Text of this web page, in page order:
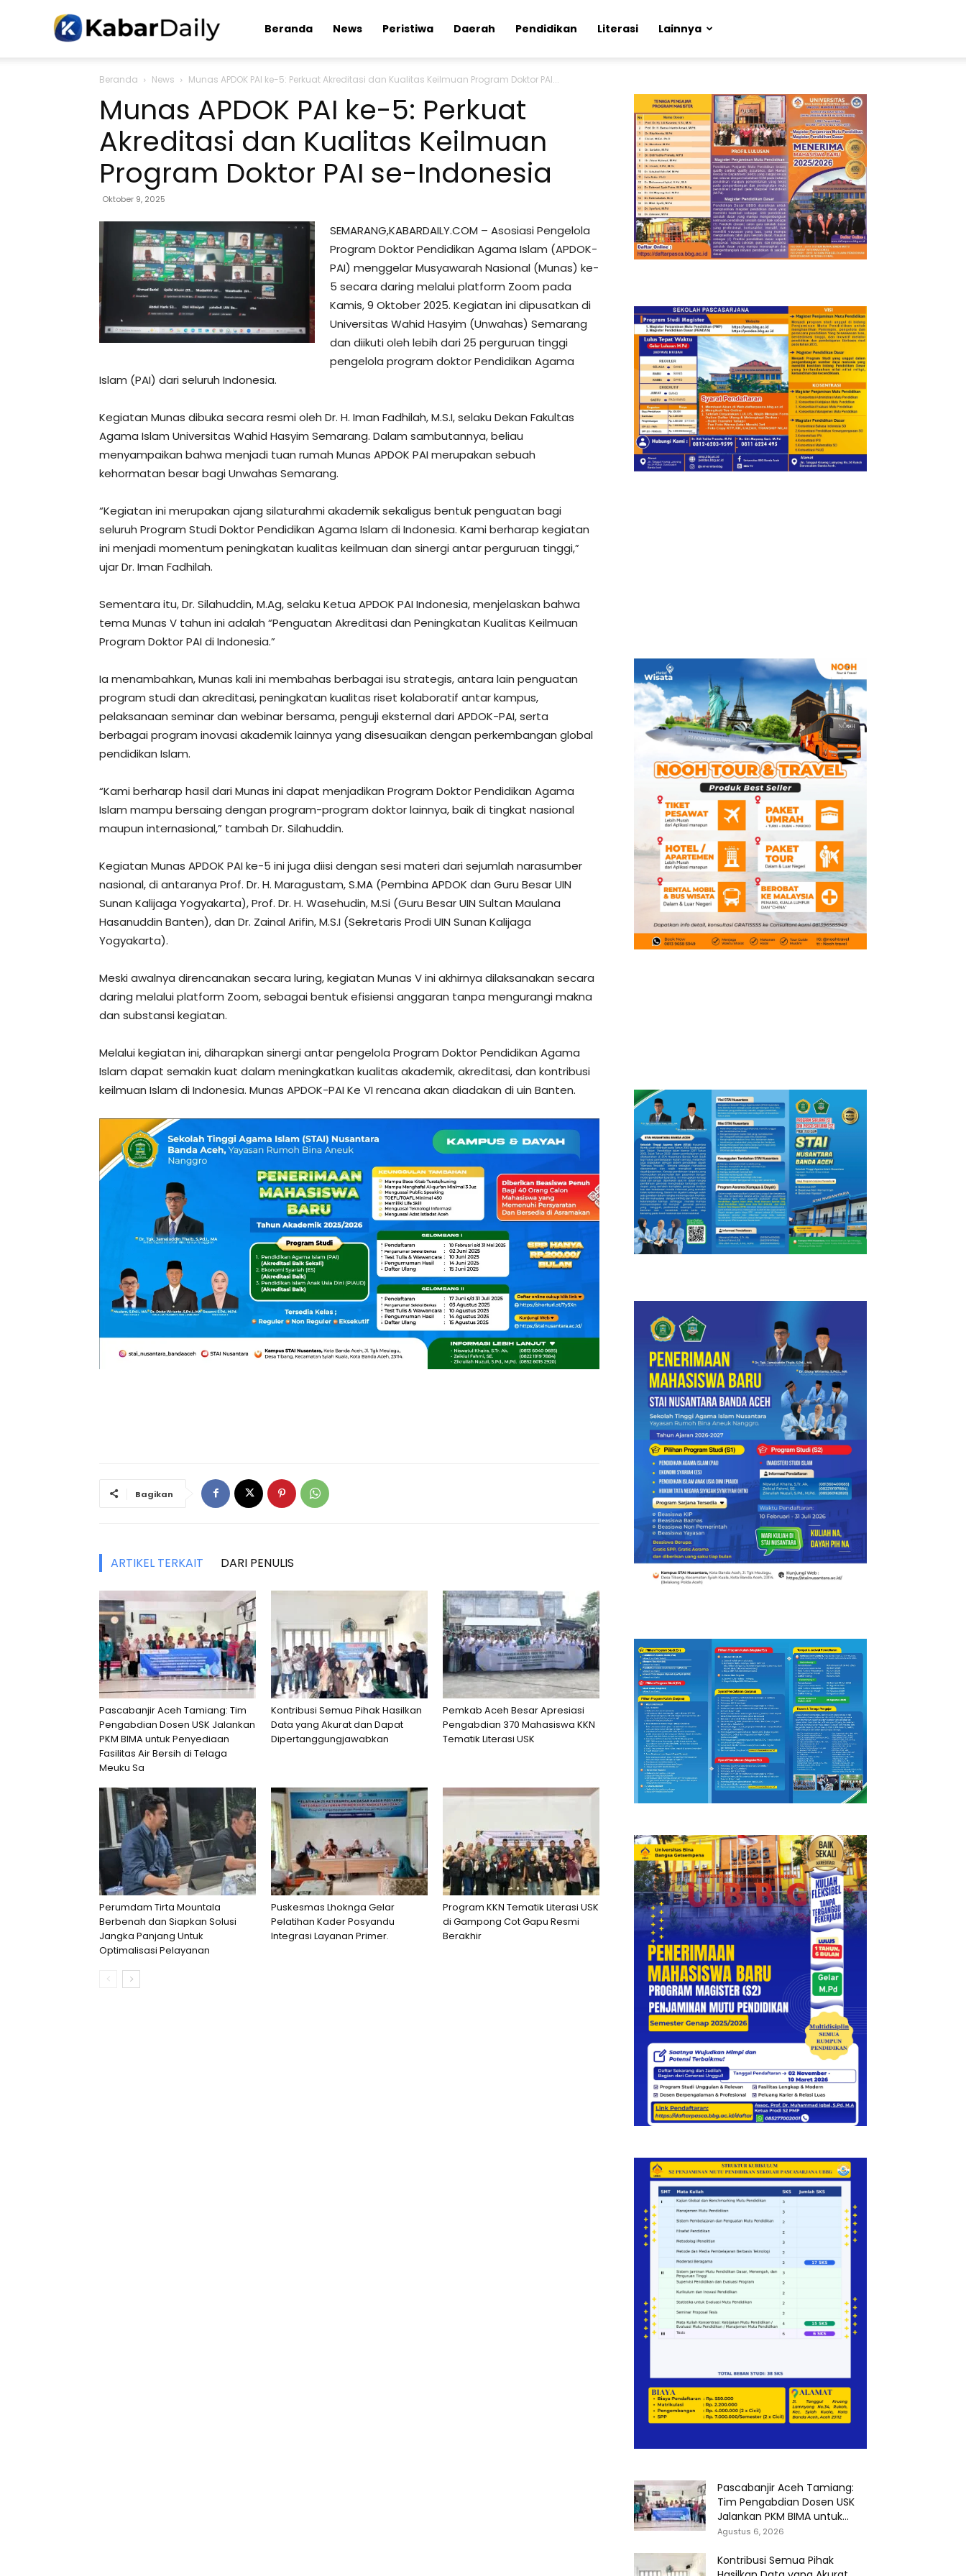
Kabardaily.com
Beranda News Peristiwa Daerah Pendidikan Literasi Lainnya
Beranda News Munas APDOK PAI ke-5: Perkuat Akreditasi dan Kualitas Keilmuan Program Doktor PAI...
Munas APDOK PAI ke-5: Perkuat
Akreditasi dan Kualitas Keilmuan
Program Doktor PAI se-Indonesia
Oktober 9, 2025
SEMARANG,KABARDAILY.COM – Asosiasi Pengelola
Program Doktor Pendidikan Agama Islam (APDOK-
PAI) menggelar Musyawarah Nasional (Munas) ke-
5 secara daring melalui platform Zoom pada
Kamis, 9 Oktober 2025. Kegiatan ini dipusatkan di
Universitas Wahid Hasyim (Unwahas) Semarang
dan diikuti oleh lebih dari 25 perguruan tinggi
pengelola program doktor Pendidikan Agama
Islam (PAI) dari seluruh Indonesia.
Kegiatan Munas dibuka secara resmi oleh Dr. H. Iman Fadhilah, M.S.I, selaku Dekan Fakultas
Agama Islam Universitas Wahid Hasyim Semarang. Dalam sambutannya, beliau
menyampaikan bahwa menjadi tuan rumah Munas APDOK PAI merupakan sebuah
kehormatan besar bagi Unwahas Semarang.
“Kegiatan ini merupakan ajang silaturahmi akademik sekaligus bentuk penguatan bagi
seluruh Program Studi Doktor Pendidikan Agama Islam di Indonesia. Kami berharap kegiatan
ini menjadi momentum peningkatan kualitas keilmuan dan sinergi antar perguruan tinggi,”
ujar Dr. Iman Fadhilah.
Sementara itu, Dr. Silahuddin, M.Ag, selaku Ketua APDOK PAI Indonesia, menjelaskan bahwa
tema Munas V tahun ini adalah “Penguatan Akreditasi dan Peningkatan Kualitas Keilmuan
Program Doktor PAI di Indonesia.”
Ia menambahkan, Munas kali ini membahas berbagai isu strategis, antara lain penguatan
program studi dan akreditasi, peningkatan kualitas riset kolaboratif antar kampus,
pelaksanaan seminar dan webinar bersama, penguji eksternal dari APDOK-PAI, serta
berbagai program inovasi akademik lainnya yang disesuaikan dengan perkembangan global
pendidikan Islam.
“Kami berharap hasil dari Munas ini dapat menjadikan Program Doktor Pendidikan Agama
Islam mampu bersaing dengan program-program doktor lainnya, baik di tingkat nasional
maupun internasional,” tambah Dr. Silahuddin.
Kegiatan Munas APDOK PAI ke-5 ini juga diisi dengan sesi materi dari sejumlah narasumber
nasional, di antaranya Prof. Dr. H. Maragustam, S.MA (Pembina APDOK dan Guru Besar UIN
Sunan Kalijaga Yogyakarta), Prof. Dr. H. Wasehudin, M.Si (Guru Besar UIN Sultan Maulana
Hasanuddin Banten), dan Dr. Zainal Arifin, M.S.I (Sekretaris Prodi UIN Sunan Kalijaga
Yogyakarta).
Meski awalnya direncanakan secara luring, kegiatan Munas V ini akhirnya dilaksanakan secara
daring melalui platform Zoom, sebagai bentuk efisiensi anggaran tanpa mengurangi makna
dan substansi kegiatan.
Melalui kegiatan ini, diharapkan sinergi antar pengelola Program Doktor Pendidikan Agama
Islam dapat semakin kuat dalam meningkatkan kualitas akademik, akreditasi, dan kontribusi
keilmuan Islam di Indonesia. Munas APDOK-PAI Ke VI rencana akan diadakan di uin Banten.
Bagikan
ARTIKEL TERKAIT DARI PENULIS
Pascabanjir Aceh Tamiang: Tim
Pengabdian Dosen USK Jalankan
PKM BIMA untuk Penyediaan
Fasilitas Air Bersih di Telaga
Meuku Sa
Kontribusi Semua Pihak Hasilkan
Data yang Akurat dan Dapat
Dipertanggungjawabkan
Pemkab Aceh Besar Apresiasi
Pengabdian 370 Mahasiswa KKN
Tematik Literasi USK
Perumdam Tirta Mountala
Berbenah dan Siapkan Solusi
Jangka Panjang Untuk
Optimalisasi Pelayanan
Puskesmas Lhoknga Gelar
Pelatihan Kader Posyandu
Integrasi Layanan Primer.
Program KKN Tematik Literasi USK
di Gampong Cot Gapu Resmi
Berakhir
Pascabanjir Aceh Tamiang:
Tim Pengabdian Dosen USK
Jalankan PKM BIMA untuk...
Agustus 6, 2026
Kontribusi Semua Pihak